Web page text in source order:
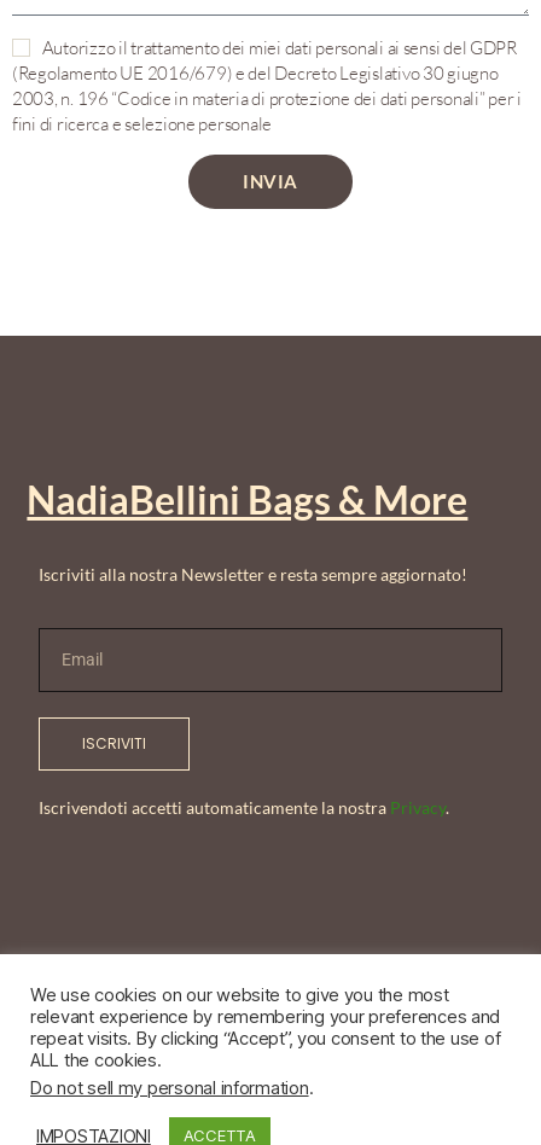
Autorizzo il trattamento dei miei dati personali ai sensi del GDPR
(Regolamento UE 2016/679) e del Decreto Legislativo 30 giugno
2003, n. 196 “Codice in materia di protezione dei dati personali” per i
fini di ricerca e selezione personale
INVIA
NadiaBellini Bags & More
Iscriviti alla nostra Newsletter e resta sempre aggiornato!
ISCRIVITI
Iscrivendoti accetti automaticamente la nostra Privacy.
© NadiaBellini 2026- 03617130244
We use cookies on our website to give you the most
relevant experience by remembering your preferences and
repeat visits. By clicking “Accept”, you consent to the use of
ALL the cookies.
Do not sell my personal information.
IMPOSTAZIONI ACCETTA